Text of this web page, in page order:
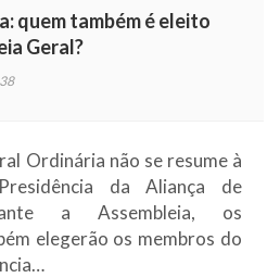
quem também é eleito
Geral?
38
Ordinária não se resume à
da Aliança de
a Assembleia, os
elegerão os membros do